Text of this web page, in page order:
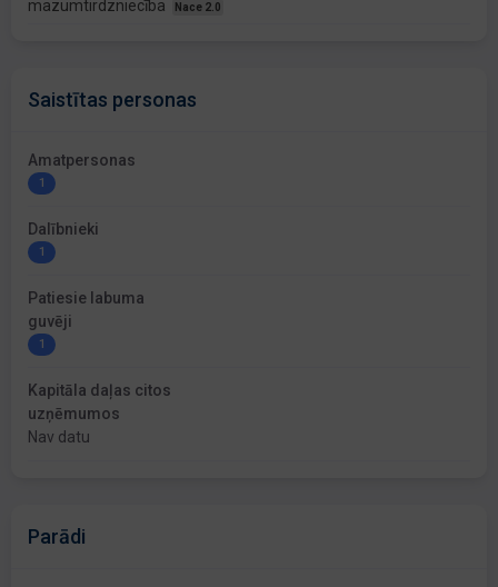
mazumtirdzniecība
Nace 2.0
Saistītas personas
Amatpersonas
1
Dalībnieki
1
Patiesie labuma
guvēji
1
Kapitāla daļas citos
uzņēmumos
Nav datu
Parādi